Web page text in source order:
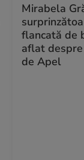
Mirabela
flancată de
aflat
de Apel